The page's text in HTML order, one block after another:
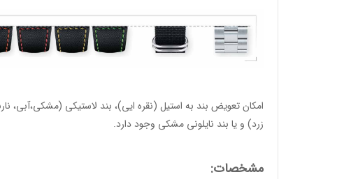
امکان تعویض بند به استیل (نقره ایی)، بند لاستیکی (مشکی،آبی،
زرد) و یا بند نایلونی مشکی وجود دارد.
مشخصات: